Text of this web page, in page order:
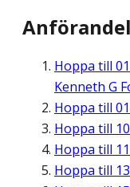
Hoppa till
Kenneth G
Hoppa till
Hoppa till
Hoppa till
Hoppa till